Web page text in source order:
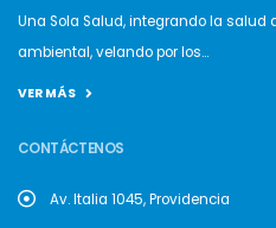
Una Sola Salud, integrando la
ambiental, velando por los...
VER MÁS
CONTÁCTENOS
Av. Italia 1045, Providencia